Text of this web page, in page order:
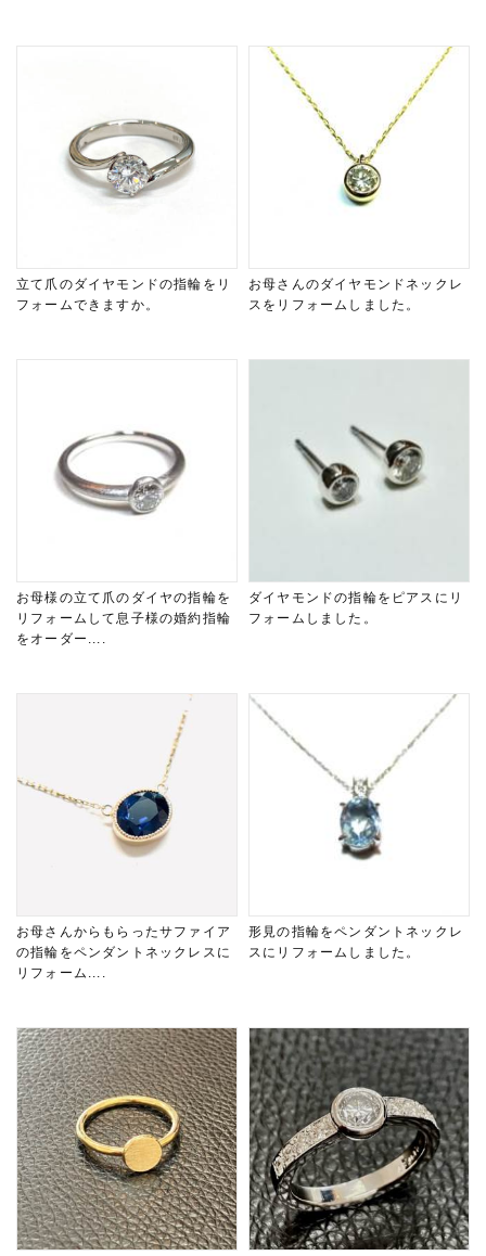
立て爪のダイヤモンドの指輪をリ
フォームできますか。
お母さんのダイヤモンドネックレ
スをリフォームしました。
お母様の立て爪のダイヤの指輪を
リフォームして息子様の婚約指輪
をオーダー....
ダイヤモンドの指輪をピアスにリ
フォームしました。
お母さんからもらったサファイア
の指輪をペンダントネックレスに
リフォーム....
形見の指輪をペンダントネックレ
スにリフォームしました。